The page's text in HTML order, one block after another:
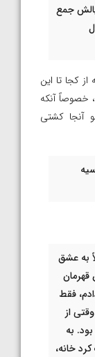
جمع
کجا تا این
خصوصاً آنکه
همه مدعیان ۶۵ کیلو آنجا کشتی
به عشق
فقط
از
به
خانه،